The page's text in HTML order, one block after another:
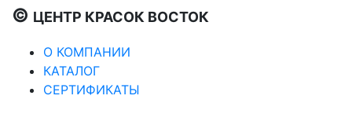
© ЦЕНТР КРАСОК ВОСТОК
О КОМПАНИИ
КАТАЛОГ
СЕРТИФИКАТЫ